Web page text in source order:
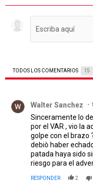
TODOS LOS COMENTARIOS 15
Walter Sanchez
Sinceramente lo
por el VAR , vio la
golpe con el brazo
debiò haber
patada haya sido
riesgo para el
RESPONDER 2